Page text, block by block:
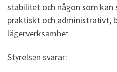
stabilitet och någon som
praktiskt och administrativt,
lägerverksamhet.
Styrelsen svarar: